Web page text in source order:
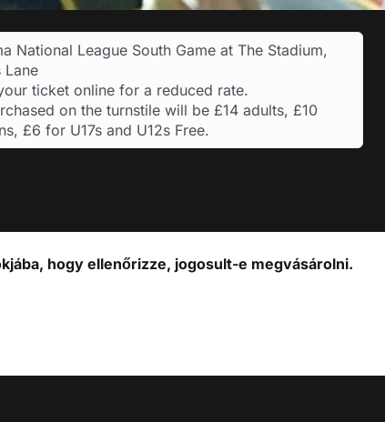
National League South Game at The Stadium,
Lane
ticket online for a reduced rate.
on the turnstile will be £14 adults, £10
£6 for U17s and U12s Free.
hogy ellenőrizze, jogosult-e megvásárolni.